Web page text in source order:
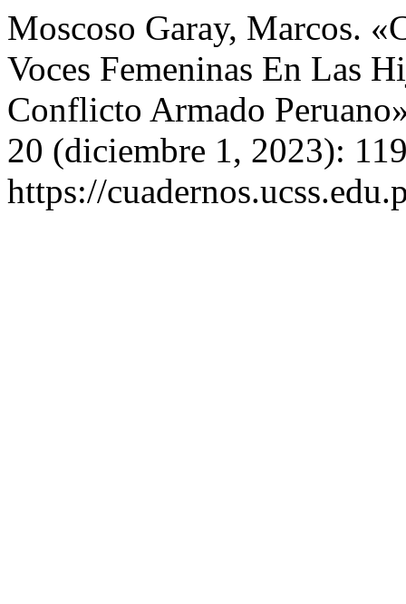
Moscoso Garay, Marcos.
Voces Femeninas En Las
Conflicto Armado
20 (diciembre 1, 2023):
https://